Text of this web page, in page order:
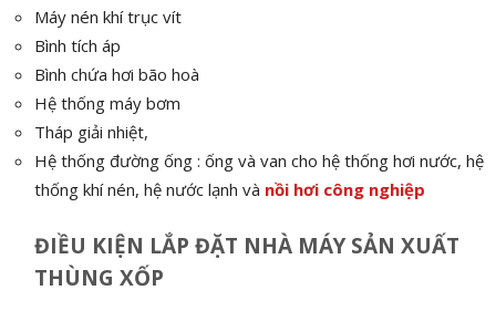
Máy nén khí trục vít
Bình tích áp
Bình chứa hơi bão hoà
Hệ thống máy bơm
Tháp giải nhiệt,
Hệ thống đường ống : ống và van cho hệ thống hơi nước, hệ
thống khí nén, hệ nước lạnh và nồi hơi công nghiệp
ĐIỀU KIỆN LẮP ĐẶT NHÀ MÁY SẢN XUẤT
THÙNG XỐP